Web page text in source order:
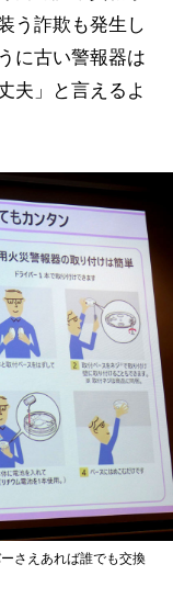
う詐欺も発生し
に古い警報器は
夫」と言えるよ
さえあれば誰でも交換